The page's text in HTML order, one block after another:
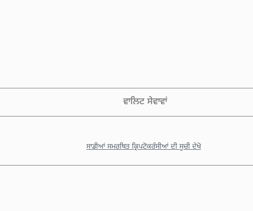
ਵਾਲਿਟ ਸੇਵਾਵਾਂ
ਸਾਡੀਆਂ ਸਮਰਥਿਤ ਕ੍ਰਿਪਟੋਕਰੰਸੀਆਂ ਦੀ ਸੂਚੀ ਦੇਖੋ